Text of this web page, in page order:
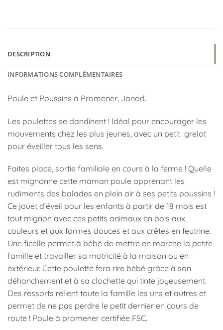
DESCRIPTION
INFORMATIONS COMPLÉMENTAIRES
Poule et Poussins à Promener, Janod.
Les poulettes se dandinent ! Idéal pour encourager les
mouvements chez les plus jeunes, avec un petit grelot
pour éveiller tous les sens.
Faites place, sortie familiale en cours à la ferme ! Quelle
est mignonne cette maman poule apprenant les
rudiments des balades en plein air à ses petits poussins !
Ce jouet d’éveil pour les enfants à partir de 18 mois est
tout mignon avec ces petits animaux en bois aux
couleurs et aux formes douces et aux crêtes en feutrine.
Une ficelle permet à bébé de mettre en marche la petite
famille et travailler sa motricité à la maison ou en
extérieur. Cette poulette fera rire bébé grâce à son
déhanchement et à sa clochette qui tinte joyeusement.
Des ressorts relient toute la famille les uns et autres et
permet de ne pas perdre le petit dernier en cours de
route ! Poule à promener certifiée FSC.